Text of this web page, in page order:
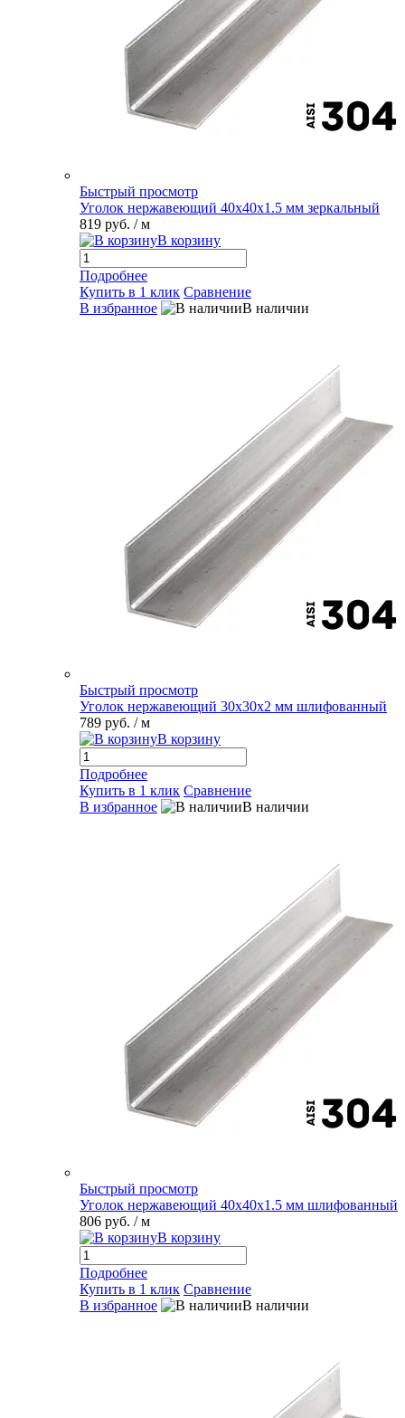
Быстрый просмотр
Уголок нержавеющий 40х40х1.5 мм зеркальный
819 руб. / м
В корзину
Подробнее
Купить в 1 клик Сравнение
В избранное
В наличии
Быстрый просмотр
Уголок нержавеющий 30х30х2 мм шлифованный
789 руб. / м
В корзину
Подробнее
Купить в 1 клик Сравнение
В избранное
В наличии
Быстрый просмотр
Уголок нержавеющий 40х40х1.5 мм шлифованный
806 руб. / м
В корзину
Подробнее
Купить в 1 клик Сравнение
В избранное
В наличии